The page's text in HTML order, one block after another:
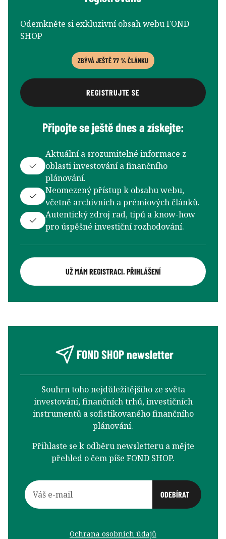
Odemkněte si exkluzivní obsah webu FOND
SHOP
ZBÝVÁ JEŠTĚ 77 % ČLÁNKU
REGISTRUJTE SE
Připojte se ještě dnes a získejte:
Aktuální a srozumitelné informace z
oblasti investování a finančního
plánování.
Neomezený přístup k obsahu webu,
včetně archivních a prémiových článků.
Autentický zdroj rad, tipů a know-how
pro úspěšné investiční rozhodování.
UŽ MÁM REGISTRACI. PŘIHLÁŠENÍ
FOND SHOP newsletter
Souhrn toho nejdůležitějšího ze světa
investování, finančních trhů, investičních
instrumentů a sofistikovaného finančního
plánování.
Přihlaste se k odběru newsletteru a mějte
přehled o čem píše FOND SHOP.
Ochrana osobních údajů